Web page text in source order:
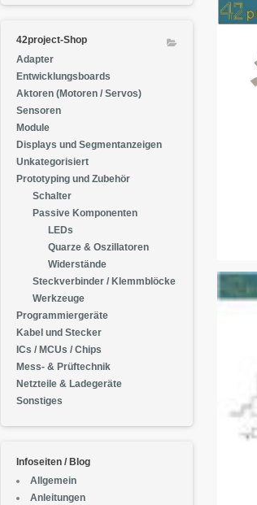
42project-Shop
Adapter
Entwicklungsboards
Aktoren (Motoren / Servos)
Sensoren
Module
Displays und Segmentanzeigen
Unkategorisiert
Prototyping und Zubehör
Schalter
Passive Komponenten
LEDs
Quarze & Oszillatoren
Widerstände
Steckverbinder / Klemmblöcke
Werkzeuge
Programmiergeräte
Kabel und Stecker
ICs / MCUs / Chips
Mess- & Prüftechnik
Netzteile & Ladegeräte
Sonstiges
Infoseiten / Blog
Allgemein
Anleitungen